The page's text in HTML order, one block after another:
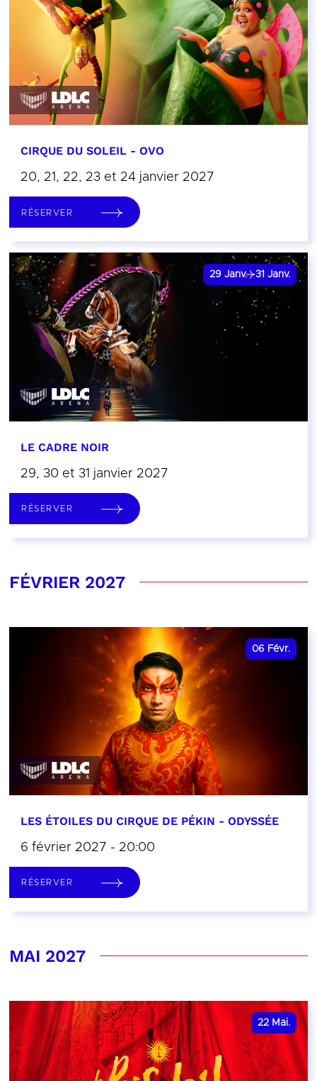
CIRQUE DU SOLEIL - OVO
20, 21, 22, 23 et 24 janvier 2027
RÉSERVER
29 Janv. 31 Janv.
LE CADRE NOIR
29, 30 et 31 janvier 2027
RÉSERVER
FÉVRIER 2027
06 Févr.
LES ÉTOILES DU CIRQUE DE PÉKIN - ODYSSÉE
6 février 2027 - 20:00
RÉSERVER
MAI 2027
22 Mai.